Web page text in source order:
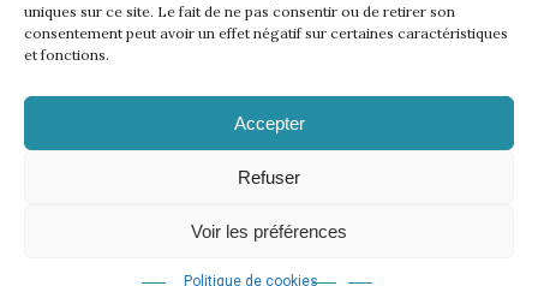
uniques sur ce site. Le fait de ne pas consentir ou de retirer son
consentement peut avoir un effet négatif sur certaines caractéristiques
et fonctions.
Accepter
Refuser
Voir les préférences
Politique de cookies
Lire l'article
Règlement WinInZone–Règlement WininCup